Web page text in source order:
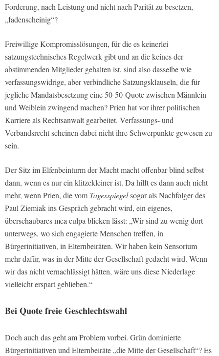
Forderung, nach Leistung und nicht nach Parität zu besetzen,
„fadenscheinig“?
Freiwillige Kompromisslösungen, für die es keinerlei
satzungstechnisches Regelwerk gibt und an die keines der
abstimmenden Mitglieder gehalten ist, sind also dasselbe wie
verfassungswidrige, aber verbindliche Satzungsklauseln, die für
jegliche Mandatsbesetzung eine 50-50-Quote zwischen Männlein
und Weiblein zwingend machen? Prien hat vor ihrer politischen
Karriere als Rechtsanwalt gearbeitet. Verfassungs- und
Verbandsrecht scheinen dabei nicht ihre Schwerpunkte gewesen zu
sein.
Der Sitz im Elfenbeinturm der Macht macht offenbar blind selbst
dann, wenn es nur ein klitzekleiner ist. Da hilft es dann auch nicht
mehr, wenn Prien, die vom Tagesspiegelsogar als Nachfolger des
Paul Ziemiak ins Gespräch gebracht wird, ein eigenes,
überschaubares mea culpa blicken lässt: „Wir sind zu wenig dort
unterwegs, wo sich engagierte Menschen treffen, in
Bürgerinitiativen, in Elternbeiräten. Wir haben kein Sensorium
mehr dafür, was in der Mitte der Gesellschaft gedacht wird. Wenn
wir das nicht vernachlässigt hätten, wäre uns diese Niederlage
vielleicht erspart geblieben.“
Bei Quote freie Geschlechtswahl
Doch auch das geht am Problem vorbei. Grün dominierte
Bürgerinitiativen und Elternbeiräte „die Mitte der Gesellschaft“? Es